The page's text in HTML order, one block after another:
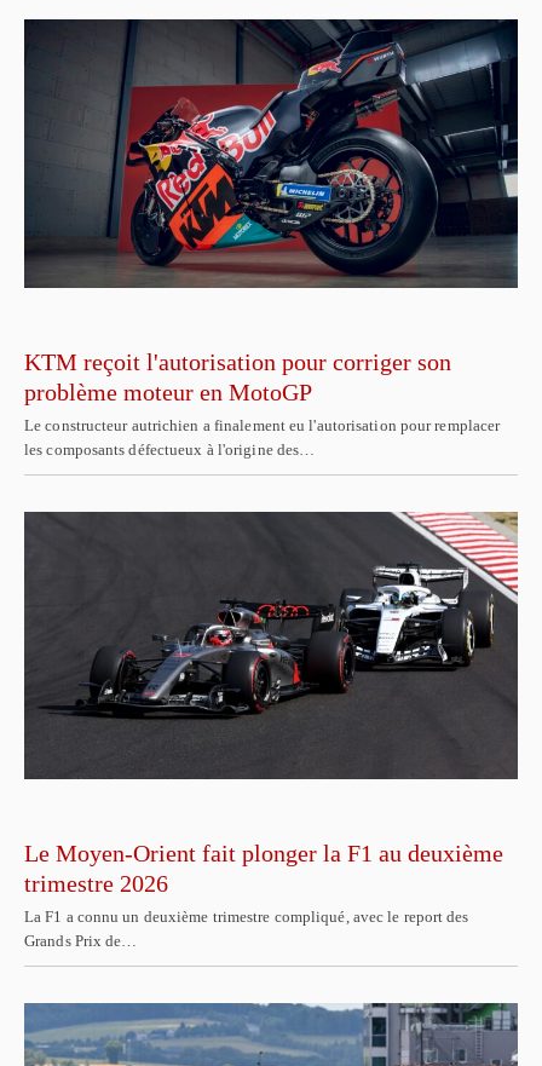
KTM reçoit l'autorisation pour corriger son
problème moteur en MotoGP
Le constructeur autrichien a finalement eu l'autorisation pour remplacer
les composants défectueux à l'origine des…
Le Moyen-Orient fait plonger la F1 au deuxième
trimestre 2026
La F1 a connu un deuxième trimestre compliqué, avec le report des
Grands Prix de…